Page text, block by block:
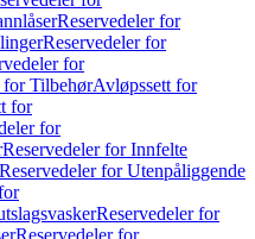
Reservedeler for
Reservedeler for
for
for TilbehørAvløpssett for
for
for
Reservedeler for Innfelte
Reservedeler for Utenpåliggende
Reservedeler for
Reservedeler for